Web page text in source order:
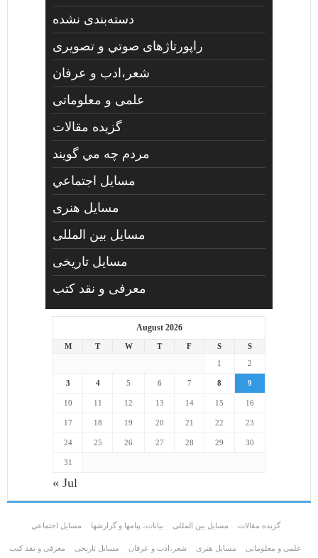
دسته‌بندی نشده
راپورتاژهای صوتي و تصويری
شعر،ادب و عرفان
علمی و معلوماتی
گزیده مقالات
مردم چه مي گويند
مسايل اجتماعي
مسايل هنری
مسایل بین المللی
مسایل تاریخی
معرفی و نقد کتب
August 2026
M T W T F S
S
1
2
3 4 5 6 7 8 9
10 11 12 13 14 15 16
17 18 19 20 21 22 23
24 25 26 27 28 29 30
31
« Jul
گزیده مقالات مسایل بین المللی بیانات، پیامها و گزارشها مسايل اجتماعي
علمی و معلوماتی مسايل هنری شعر،ادب و عرفان مسایل تاریخی معرفی و نقد کتب